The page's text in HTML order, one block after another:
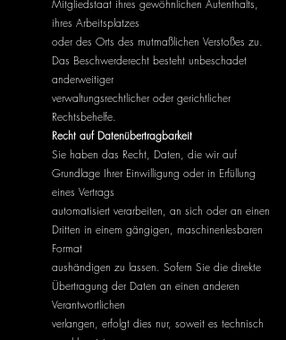
Mitgliedstaat ihres gewöhnlichen Aufenthalts,
ihres Arbeitsplatzes
oder des Orts des mutmaßlichen Verstoßes zu.
Das Beschwerderecht besteht unbeschadet
anderweitiger
verwaltungsrechtlicher oder gerichtlicher
Rechtsbehelfe.
Recht auf Datenübertragbarkeit
Sie haben das Recht, Daten, die wir auf
Grundlage Ihrer Einwilligung oder in Erfüllung
eines Vertrags
automatisiert verarbeiten, an sich oder an einen
Dritten in einem gängigen, maschinenlesbaren
Format
aushändigen zu lassen. Sofern Sie die direkte
Übertragung der Daten an einen anderen
Verantwortlichen
verlangen, erfolgt dies nur, soweit es technisch